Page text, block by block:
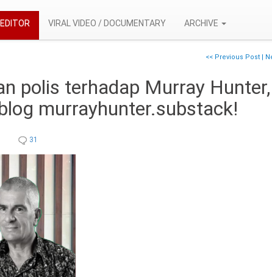
EDITOR VIRAL VIDEO / DOCUMENTARY ARCHIVE
<< Previous Post|
polis terhadap Murray Hunter,
murrayhunter.substack!
31